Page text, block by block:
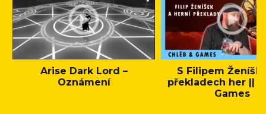
Arise Dark Lord –
Oznámení
S Filipem
překladech her ||
Games